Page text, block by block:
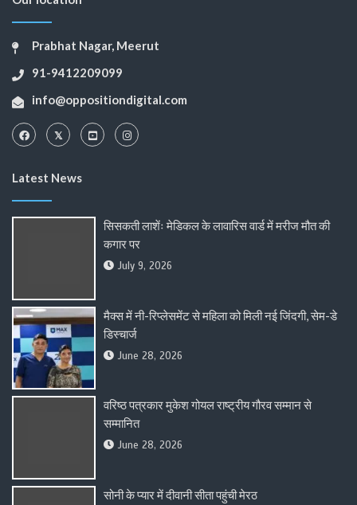
Prabhat Nagar, Meerut
91-9412209099
info@oppositiondigital.com
Latest News
सिसकती लाशेंः मेडिकल के लावारिस वार्ड में मरीज मौत की
कगार पर
July 9, 2026
मैक्स में नी-रिप्लेसमेंट से महिला को मिली नई जिंदगी, सेम-डे
डिस्चार्ज
June 28, 2026
वरिष्ठ पत्रकार मुकेश गोयल राष्ट्रीय गौरव सम्मान से
सम्मानित
June 28, 2026
सोनी के प्यार में दीवानी सीता पहुंची मेरठ